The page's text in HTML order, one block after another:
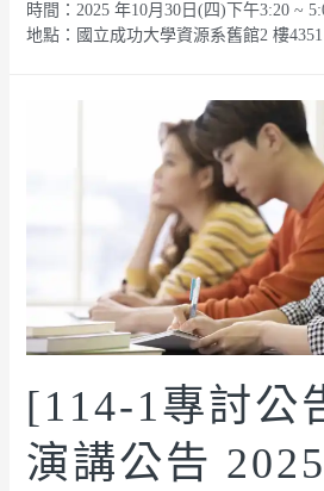
時間：2025 年10月30日(四)下午3:20 ~
地點：國立成功大學資源系舊館2 樓
[114-1專討公
演講公告